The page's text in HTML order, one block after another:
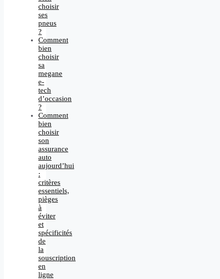
choisir
ses
pneus
?
Comment
bien
choisir
sa
megane
e-
tech
d’occasion
?
Comment
bien
choisir
son
assurance
auto
aujourd’hui
:
critères
essentiels,
pièges
à
éviter
et
spécificités
de
la
souscription
en
ligne